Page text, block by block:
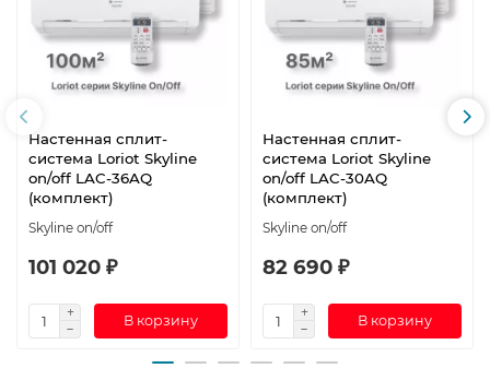
Настенная сплит-
система Loriot Skyline
on/off LAC-36AQ
(комплект)
Skyline on/off
101 020 ₽
В корзину
Настенная сплит-
система Loriot Skyline
on/off LAC-30AQ
(комплект)
Skyline on/off
82 690 ₽
В корзину